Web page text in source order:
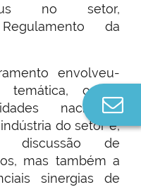
no setor,
da
envolveu-
outras
nacionais,
do setor e,
discussão de
mas também a
sinergias de